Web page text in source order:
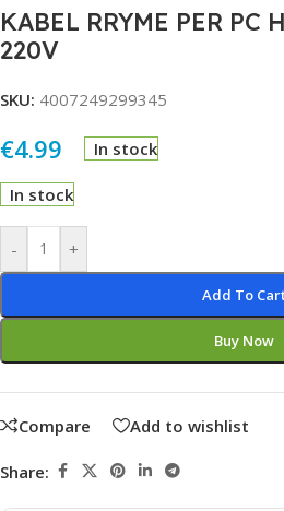
KABEL RRYME PER PC
220V
SKU: 4007249299345
€4.99 In stock
In stock
- +
Add To
Buy Now
Alternative:
Compare Add to wishlist
Share: